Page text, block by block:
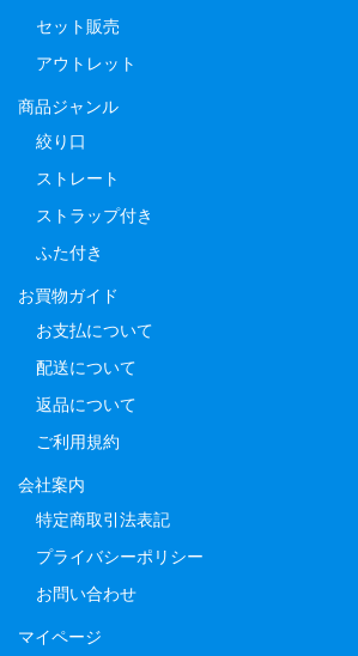
セット販売
アウトレット
商品ジャンル
絞り口
ストレート
ストラップ付き
ふた付き
お買物ガイド
お支払について
配送について
返品について
ご利用規約
会社案内
特定商取引法表記
プライバシーポリシー
お問い合わせ
マイページ